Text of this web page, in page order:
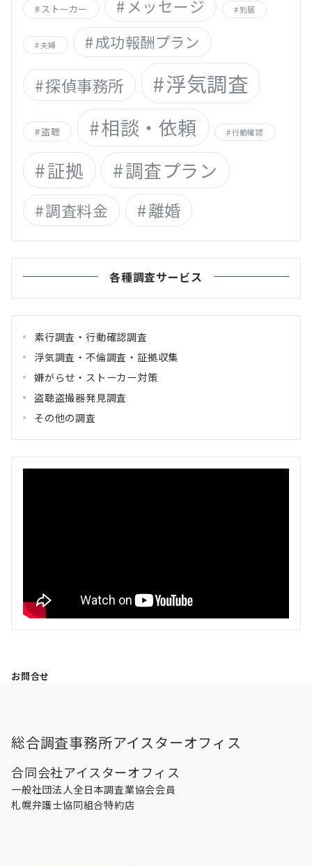
ストーカー メッセージ 別居
夫婦 成功報酬プラン
探偵事務所 浮気調査
盗聴 相談・依頼 行動確認
証拠 調査プラン
調査料金 離婚
各種調査サービス
素行調査・行動確認調査
浮気調査・不倫調査・証拠収集
嫌がらせ・ストーカー対策
盗聴盗撮器発見調査
その他の調査
お問合せ
総合調査事務所アイスターオフィス
合同会社アイスターオフィス
一般社団法人全日本調査業協会会員
札幌弁護士協同組合特約店